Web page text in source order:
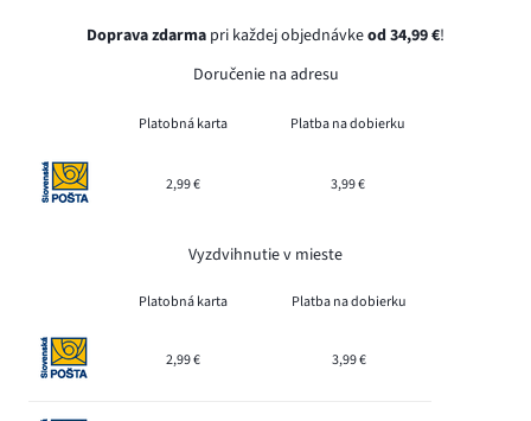
Doprava zdarma pri každej objednávkeod 34,99 €!
Doručenie na adresu
Platobná karta Platba na dobierku
2,99 € 3,99 €
Vyzdvihnutie v mieste
Platobná karta Platba na dobierku
2,99 € 3,99 €